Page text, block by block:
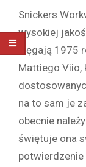
Snickers
wysokiej
sięgają 1975
Mattiego Viio,
na to sam je
obecnie
świętuje ona
potwierdzenie